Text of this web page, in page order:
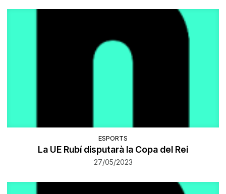
ESPORTS
La UE Rubí disputarà la Copa del Rei
27/05/2023